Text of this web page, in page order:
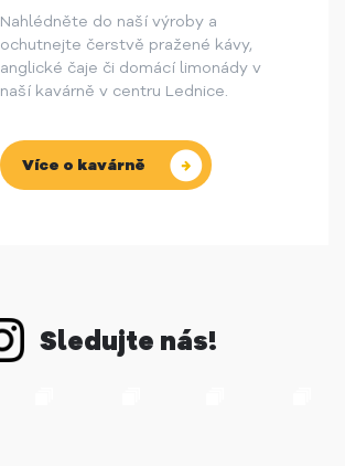
Nahlédněte do naší výroby a
ochutnejte čerstvě pražené kávy,
anglické čaje či domácí limonády v
naší kavárně v centru Lednice.
Více o kavárně
Sledujte nás!